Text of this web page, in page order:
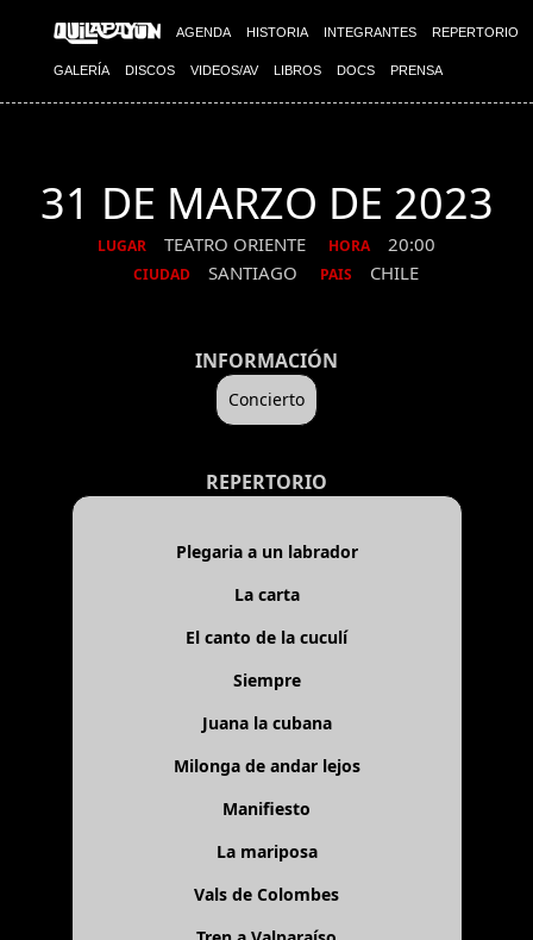
AGENDA HISTORIA INTEGRANTES REPERTORIO
GALERÍA DISCOS VIDEOS/AV LIBROS DOCS PRENSA
31 DE MARZO DE 2023
LUGAR TEATRO ORIENTE HORA 20:00
CIUDAD SANTIAGO PAIS CHILE
INFORMACIÓN
Concierto
REPERTORIO
Plegaria a un labrador
La carta
El canto de la cuculí
Siempre
Juana la cubana
Milonga de andar lejos
Manifiesto
La mariposa
Vals de Colombes